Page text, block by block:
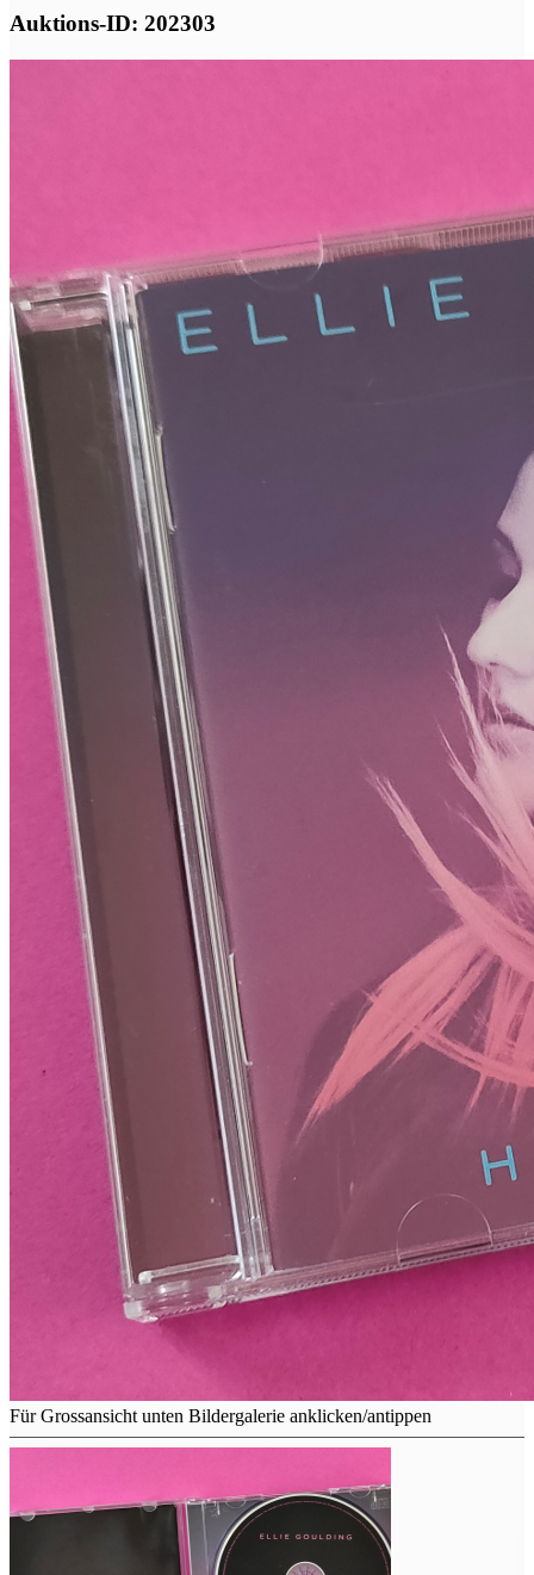
Auktions-ID: 202303
Für Grossansicht unten Bildergalerie anklicken/antippen